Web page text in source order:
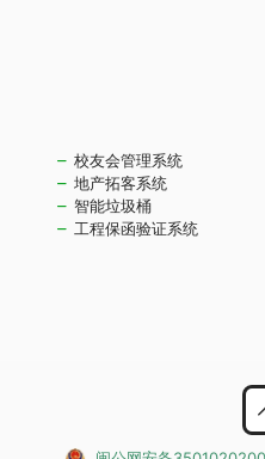
校友会管理系统
地产拓客系统
智能垃圾桶
工程保函验证系统